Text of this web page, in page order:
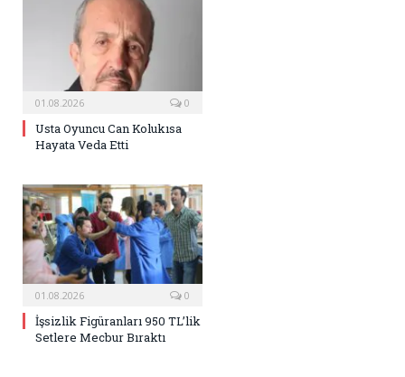
01.08.2026 0
Usta Oyuncu Can Kolukısa
Hayata Veda Etti
01.08.2026 0
İşsizlik Figüranları 950 TL’lik
Setlere Mecbur Bıraktı